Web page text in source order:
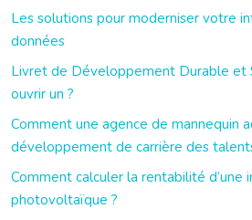
Les solutions pour moderniser votre
données
Livret de Développement Durable et
ouvrir un ?
Comment une agence de mannequin
développement de carrière des
Comment calculer la rentabilité d’une
photovoltaïque ?